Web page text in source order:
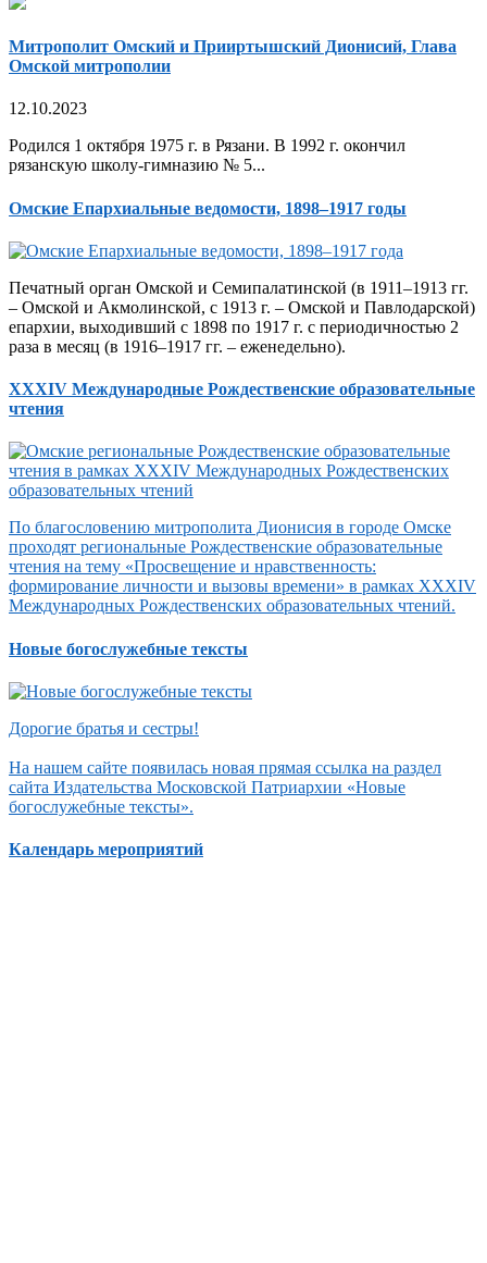
Митрополит Омский и Прииртышский Дионисий, Глава
Омской митрополии
12.10.2023
Родился 1 октября 1975 г. в Рязани. В 1992 г. окончил
рязанскую школу-гимназию № 5...
Омские Епархиальные ведомости, 1898–1917 годы
Печатный орган Омской и Семипалатинской (в 1911–1913 гг.
– Омской и Акмолинской, с 1913 г. – Омской и Павлодарской)
епархии, выходивший с 1898 по 1917 г. с периодичностью 2
раза в месяц (в 1916–1917 гг. – еженедельно).
XXXIV Международные Рождественские образовательные
чтения
По благословению митрополита Дионисия в городе Омске
проходят региональные Рождественские образовательные
чтения на тему «Просвещение и нравственность:
формирование личности и вызовы времени» в рамках XXXIV
Международных Рождественских образовательных чтений.
Новые богослужебные тексты
Дорогие братья и сестры!
На нашем сайте появилась новая прямая ссылка на раздел
сайта Издательства Московской Патриархии «Новые
богослужебные тексты».
Календарь мероприятий